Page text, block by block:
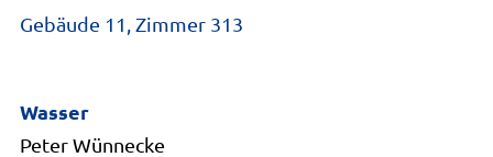
Gebäude 11, Zimmer 313
Wasser
Peter Wünnecke